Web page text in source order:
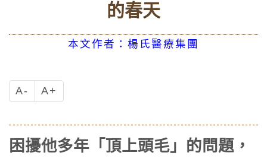
的春天
本文作者：楊氏醫療集團
A- A+
困擾他多年「頂上頭毛」的問題，